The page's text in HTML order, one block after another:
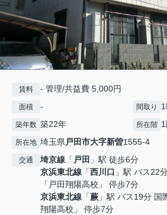
賃料 - 管理/共益費 5,000円
面積 - 間取り
築年数 築22年 所在階
所在地 埼玉県 戸田市大字新曽1555-4
交通 埼京線 「 戸田 」駅 徒歩6分
京浜東北線 「西川口 」駅 バス22
「戸田翔陽高校」 停歩7分
京浜東北線 「蕨 」駅 バス19分 国
翔陽高校」 停歩7分